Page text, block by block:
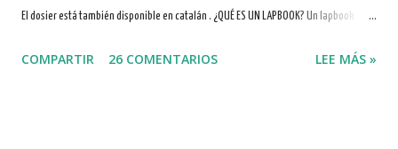
El dosier está también disponible en catalán . ¿QUÉ ES UN LAPBOOK? Un lapbook
didáctico creado normalmente sobre una cartulina plegada en tres partes (tríptico).
COMPARTIR 26 COMENTARIOS LEE MÁS »